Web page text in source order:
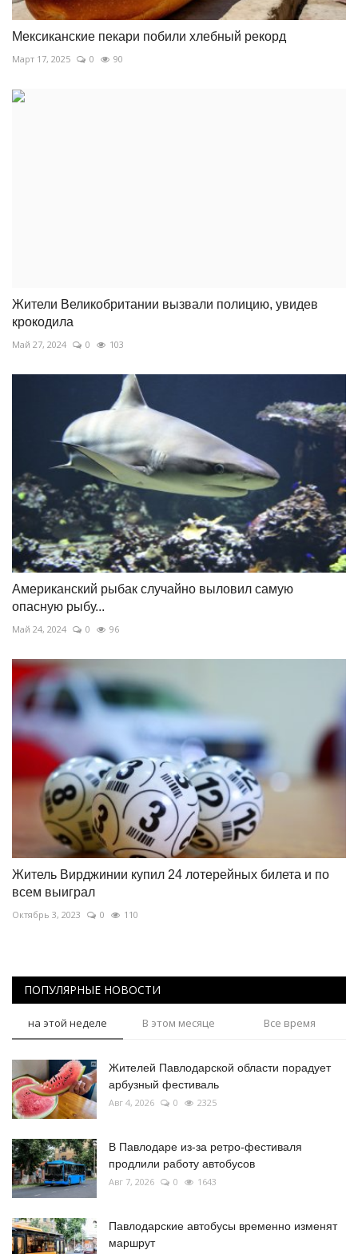
Мексиканские пекари побили хлебный рекорд
Март 17, 2025 0 90
Жители Великобритании вызвали полицию, увидев
крокодила
Май 27, 2024 0 103
Американский рыбак случайно выловил самую
опасную рыбу...
Май 24, 2024 0 96
Житель Вирджинии купил 24 лотерейных билета и по
всем выиграл
Октябрь 3, 2023 0 110
ПОПУЛЯРНЫЕ НОВОСТИ
на этой неделе В этом месяце Все время
Жителей Павлодарской области порадует
арбузный фестиваль
Авг 4, 2026 0 2325
В Павлодаре из-за ретро-фестиваля
продлили работу автобусов
Авг 7, 2026 0 1643
Павлодарские автобусы временно изменят
маршрут